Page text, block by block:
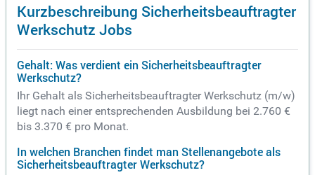
Kurzbeschreibung Sicherheitsbeauftragter
Werkschutz Jobs
Gehalt: Was verdient ein Sicherheitsbeauftragter
Werkschutz?
Ihr Gehalt als Sicherheitsbeauftragter Werkschutz (m/w)
liegt nach einer entsprechenden Ausbildung bei 2.760 €
bis 3.370 € pro Monat.
In welchen Branchen findet man Stellenangebote als
Sicherheitsbeauftragter Werkschutz?